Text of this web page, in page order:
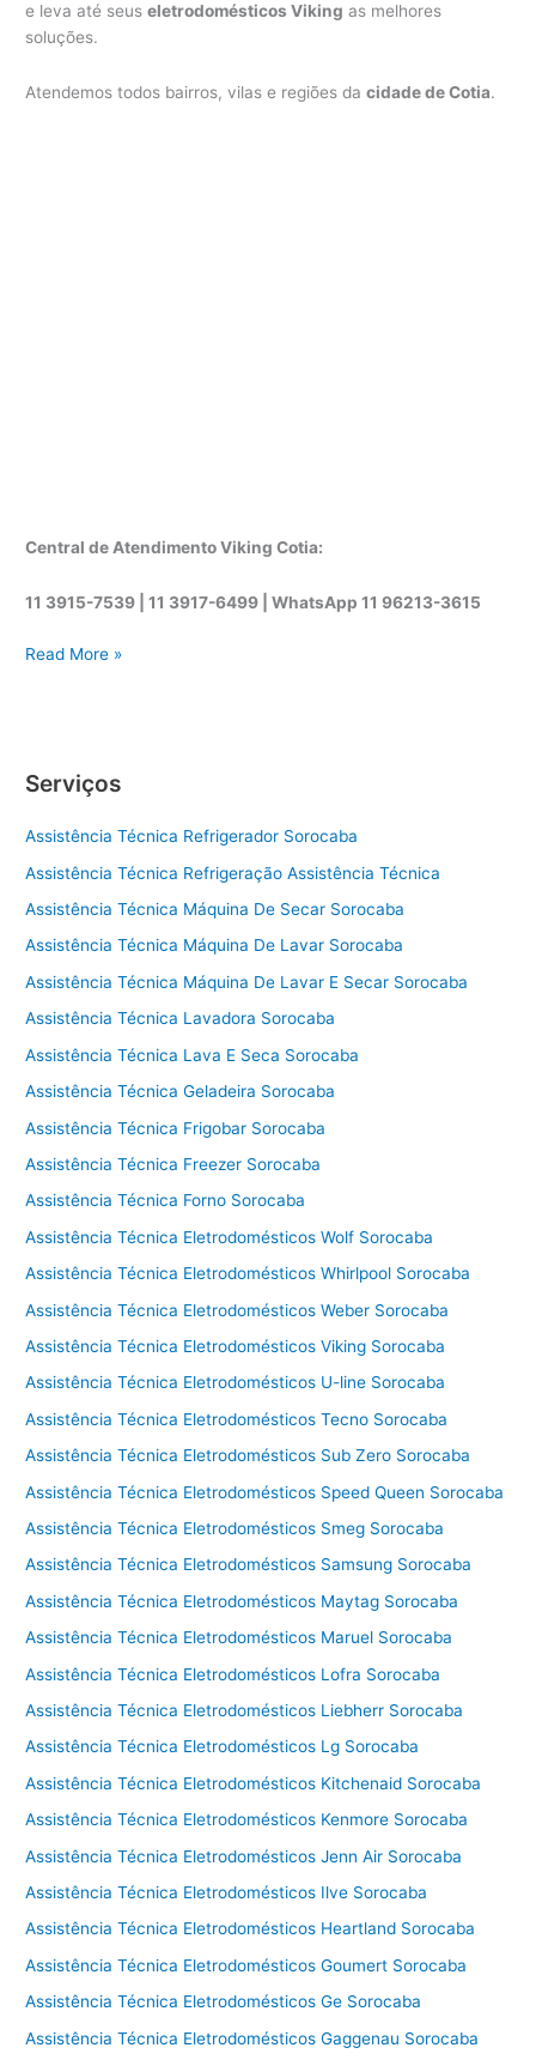
e leva até seuseletrodomésticos Viking as melhores
soluções.
Atendemos todos bairros, vilas e regiões dacidade de Cotia.
Central de Atendimento Viking Cotia:
11 3915-7539 | 11 3917-6499 |WhatsApp11 96213-3615
A
t
n
c
a
t
n
a
V
i
n
C
o
t
a
Read More »
Serviços
Assistência Técnica Refrigerador Sorocaba
Assistência Técnica Refrigeração Assistência Técnica
Assistência Técnica Máquina De Secar Sorocaba
Assistência Técnica Máquina De Lavar Sorocaba
Assistência Técnica Máquina De Lavar E Secar Sorocaba
Assistência Técnica Lavadora Sorocaba
Assistência Técnica Lava E Seca Sorocaba
Assistência Técnica Geladeira Sorocaba
Assistência Técnica Frigobar Sorocaba
Assistência Técnica Freezer Sorocaba
Assistência Técnica Forno Sorocaba
Assistência Técnica Eletrodomésticos Wolf Sorocaba
Assistência Técnica Eletrodomésticos Whirlpool Sorocaba
Assistência Técnica Eletrodomésticos Weber Sorocaba
Assistência Técnica Eletrodomésticos Viking Sorocaba
Assistência Técnica Eletrodomésticos U-line Sorocaba
Assistência Técnica Eletrodomésticos Tecno Sorocaba
Assistência Técnica Eletrodomésticos Sub Zero Sorocaba
Assistência Técnica Eletrodomésticos Speed Queen Sorocaba
Assistência Técnica Eletrodomésticos Smeg Sorocaba
Assistência Técnica Eletrodomésticos Samsung Sorocaba
Assistência Técnica Eletrodomésticos Maytag Sorocaba
Assistência Técnica Eletrodomésticos Maruel Sorocaba
Assistência Técnica Eletrodomésticos Lofra Sorocaba
Assistência Técnica Eletrodomésticos Liebherr Sorocaba
Assistência Técnica Eletrodomésticos Lg Sorocaba
Assistência Técnica Eletrodomésticos Kitchenaid Sorocaba
Assistência Técnica Eletrodomésticos Kenmore Sorocaba
Assistência Técnica Eletrodomésticos Jenn Air Sorocaba
Assistência Técnica Eletrodomésticos Ilve Sorocaba
Assistência Técnica Eletrodomésticos Heartland Sorocaba
Assistência Técnica Eletrodomésticos Goumert Sorocaba
Assistência Técnica Eletrodomésticos Ge Sorocaba
Assistência Técnica Eletrodomésticos Gaggenau Sorocaba